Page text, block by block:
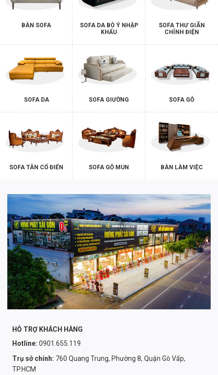
BÀN SOFA
SOFA DA BÒ Ý NHẬP
KHẨU
SOFA THƯ GIÃN
CHỈNH ĐIỆN
SOFA DA SOFA GIƯỜNG SOFA GỖ
SOFA TÂN CỔ ĐIỂN SOFA GỖ MUN BÀN LÀM VIỆC
HỖ TRỢ KHÁCH HÀNG
Hotline: 0901.655.119
Trụ sở chính: 760 Quang Trung, Phường 8, Quận Gò Vấp,
TP.HCM